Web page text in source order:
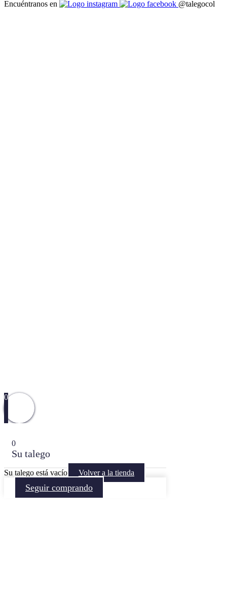
Encuéntranos en @talegocol
0
0
Su talego
Su talego está vacío Volver a la tienda
Seguir comprando